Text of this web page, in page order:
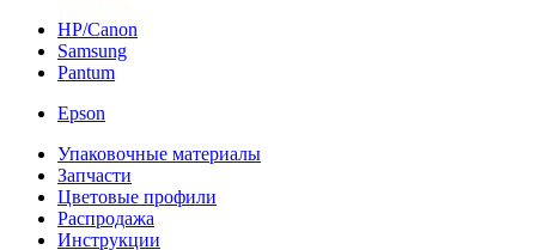
HP/Canon
Samsung
Pantum
Epson
Упаковочные материалы
Запчасти
Цветовые профили
Распродажа
Инструкции